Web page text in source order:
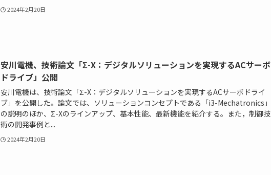
2024年2月20日
安川電機、技術論文「Σ-X：デジタルソリューションを実現するACサーボ
ドライブ」公開
安川電機は、技術論文「Σ-X：デジタルソリューションを実現するACサーボドライ
ブ」を公開した。論文では、ソリューションコンセプトである「i3-Mechatronics」
の説明のほか、Σ-Xのラインアップ、基本性能、最新機能を紹介する。また，制御技
術の開発事例と...
2024年2月20日